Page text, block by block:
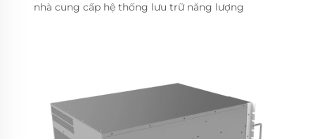
nhà cung cấp hệ thống lưu trữ năng lượng